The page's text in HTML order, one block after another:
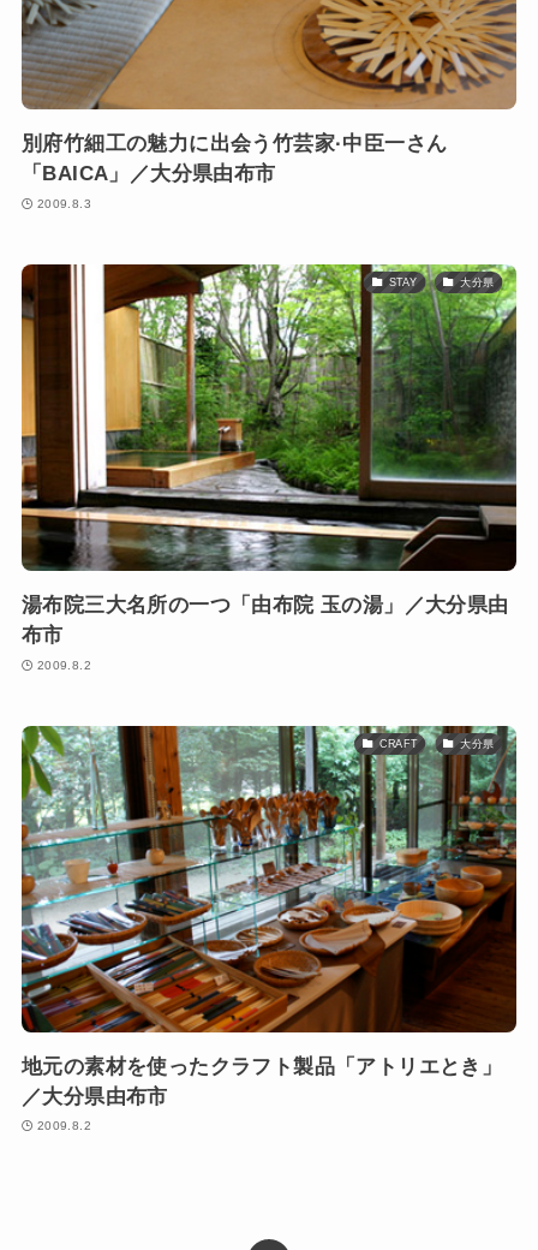
別府竹細工の魅力に出会う竹芸家·中臣一さん
「BAICA」／大分県由布市
2009.8.3
STAY 大分県
湯布院三大名所の一つ「由布院 玉の湯」／大分県由
布市
2009.8.2
CRAFT 大分県
地元の素材を使ったクラフト製品「アトリエとき」
／大分県由布市
2009.8.2